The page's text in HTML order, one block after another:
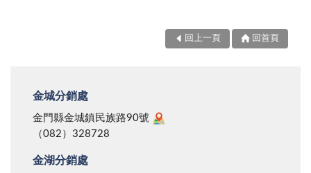
回上一頁 回首頁
金城分銷處
金門縣金城鎮民族路90號
（082）328728
金湖分銷處